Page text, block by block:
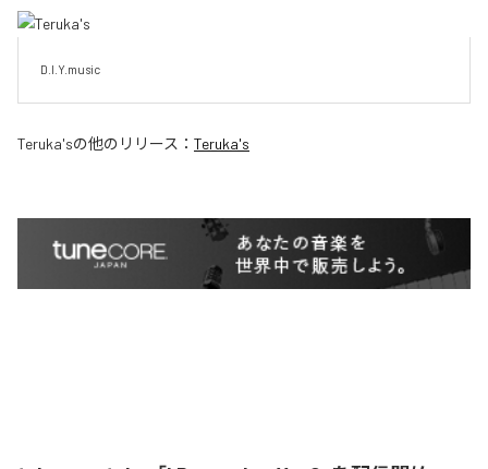
D.I.Y.music
Teruka'sの他のリリース： Teruka's